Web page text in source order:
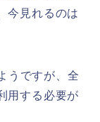
今見れるのは
うですが、全
用する必要が